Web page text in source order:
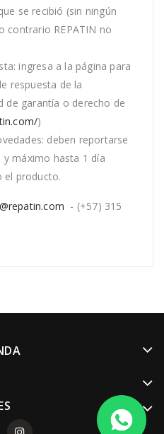
se recibió (sin ningún
contrario REPATIN no
ingresa a la página para
respuesta de la
de garantía o derecho de
)
deben reportarse
máximo hasta 1 día
el producto.
- (+57) 315